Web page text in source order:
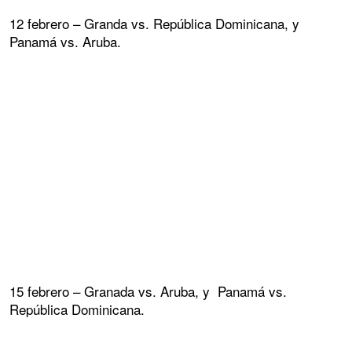
12 febrero – Granda vs. República Dominicana, y
Panamá vs. Aruba.
15 febrero – Granada vs. Aruba, y Panamá vs.
República Dominicana.